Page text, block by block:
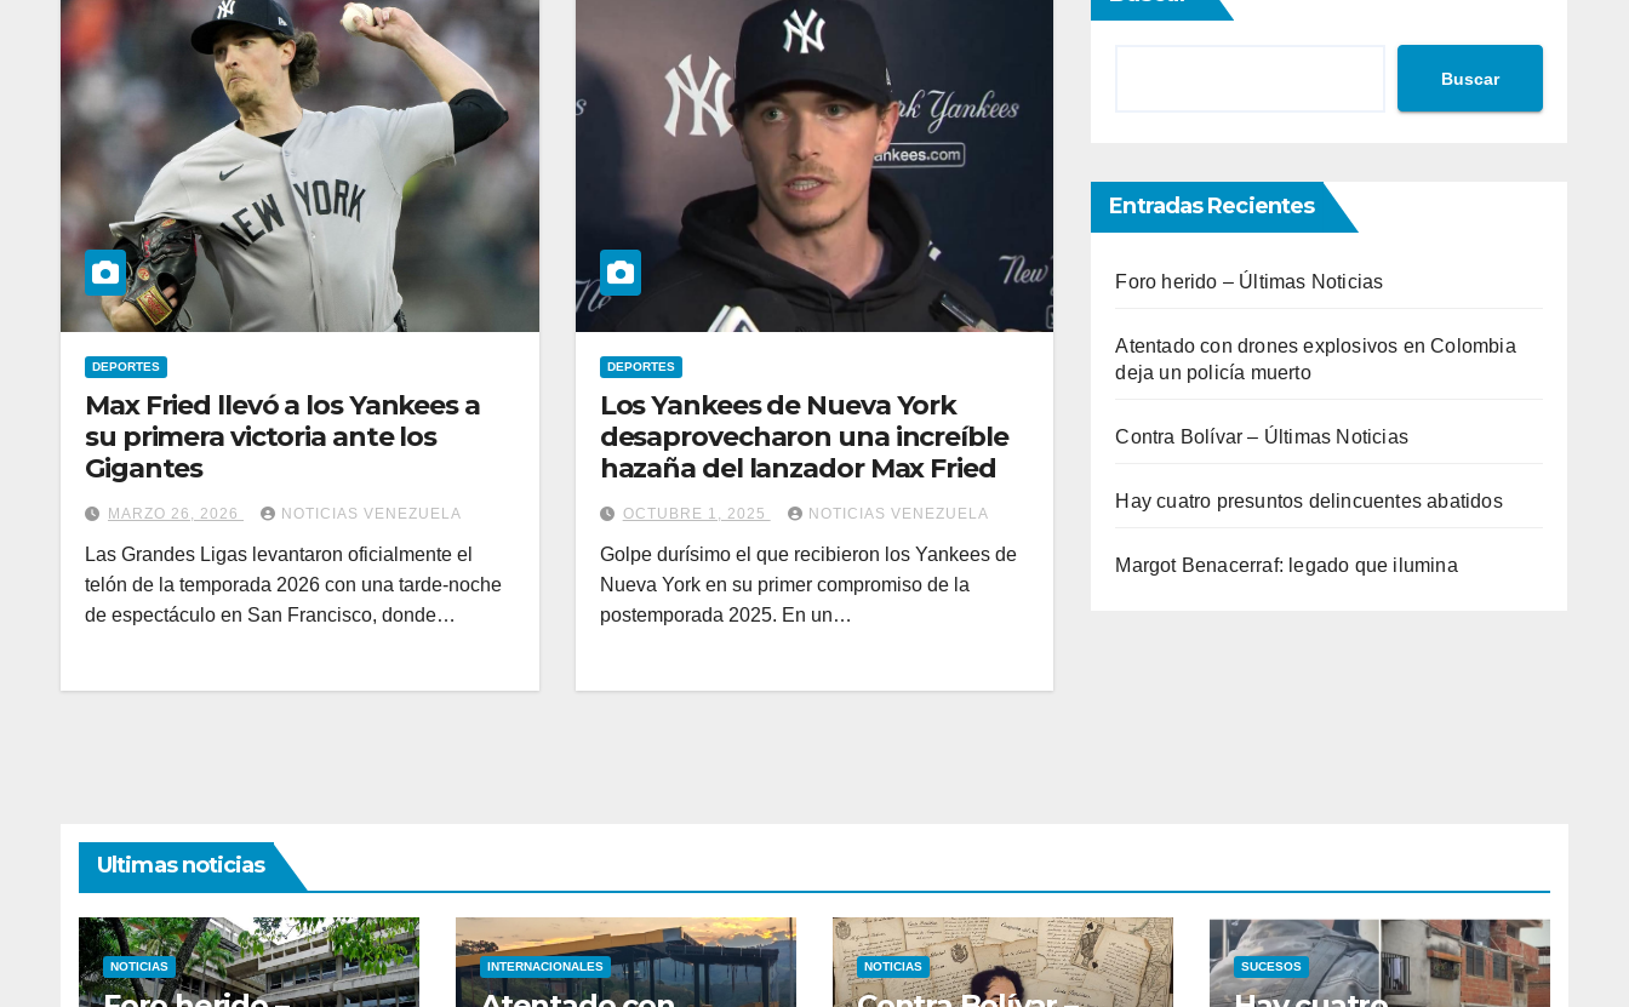
DEPORTES
Max Fried llevó a los Yankees a
su primera victoria ante los
Gigantes
MARZO 26, 2026 NOTICIAS VENEZUELA
Las Grandes Ligas levantaron oficialmente el
telón de la temporada 2026 con una tarde-noche
de espectáculo en San Francisco, donde…
DEPORTES
Los Yankees de Nueva York
desaprovecharon una increíble
hazaña del lanzador Max Fried
OCTUBRE 1, 2025 NOTICIAS VENEZUELA
Golpe durísimo el que recibieron los Yankees de
Nueva York en su primer compromiso de la
postemporada 2025. En un…
Buscar
Entradas Recientes
Foro herido – Últimas Noticias
Atentado con drones explosivos en Colombia
deja un policía muerto
Contra Bolívar – Últimas Noticias
Hay cuatro presuntos delincuentes abatidos
Margot Benacerraf: legado que ilumina
Ultimas noticias
NOTICIAS INTERNACIONALES NOTICIAS SUCESOS